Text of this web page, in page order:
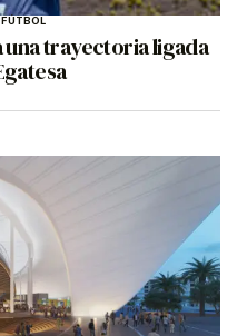
FÚTBOL
una trayectoria ligada